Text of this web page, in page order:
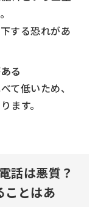
する恐れがあ
る
て低いため、
ます。
話は悪質？
ことはあ